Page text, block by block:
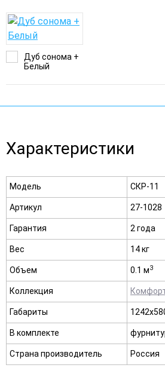
Дуб сонома +
Белый
Характеристики
Модель СКР-11
Артикул 27-1028
Гарантия 2 года
Вес 14 кг
Объем 0.1 м3
Коллекция
Габариты
В комплекте
Страна производитель Россия